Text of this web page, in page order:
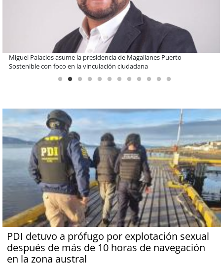
Estudiantes de la UCN desarrollan tecnología para modernizar la
operación de Ultraport Coquimbo
PDI detuvo a prófugo por explotación sexual
después de más de 10 horas de navegación
en la zona austral